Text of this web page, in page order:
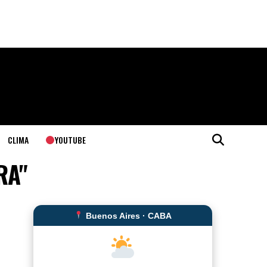
CLIMA YOUTUBE
Buenos Aires · CABA